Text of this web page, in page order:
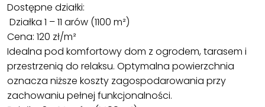
Dostępne działki:
Działka 1 – 11 arów (1100 m²)
Cena: 120 zł/m²
Idealna pod komfortowy dom z ogrodem, tarasem i
przestrzenią do relaksu. Optymalna powierzchnia
oznacza niższe koszty zagospodarowania przy
zachowaniu pełnej funkcjonalności.